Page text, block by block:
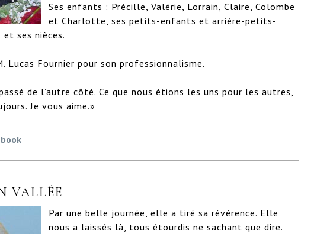
Ses enfants : Précille, Valérie, Lorrain, Claire, Colombe
et Charlotte, ses petits-enfants et arrière-petits-
ses nièces.
Lucas Fournier pour son professionnalisme.
de l’autre côté. Ce que nous étions les uns pour les autres,
Je vous aime.»
VALLÉE
Par une belle journée, elle a tiré sa révérence. Elle
nous a laissés là, tous étourdis ne sachant que dire.